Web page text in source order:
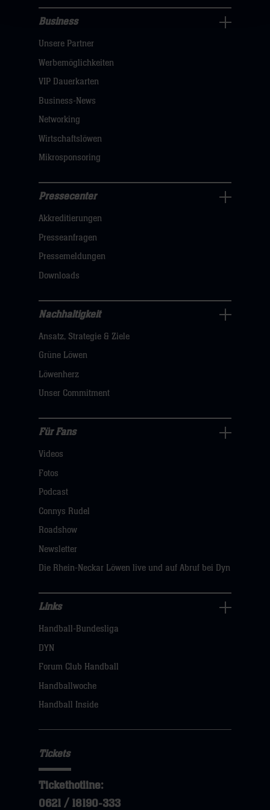
Navigation
öffnen,
dann
Business
Unsere Partner
Werbemöglichkeiten
VIP Dauerkarten
Business-News
Networking
Wirtschaftslöwen
Mikrosponsoring
Navigation
öffnen,
dann
hier
Pressecenter
Akkreditierungen
Presseanfragen
Pressemeldungen
Downloads
Nachhaltigkeit
Navigation
öffnen,
dann
klicken
hier
Nachhaltigkeit
Ansatz, Strategie & Ziele
Grüne Löwen
Löwenherz
Unser Commitment
Fans
Navigation
öffnen,
hier
Für Fans
Videos
Fotos
Podcast
Connys Rudel
Roadshow
Newsletter
Die Rhein-Neckar Löwen live und auf Abruf bei Dyn
Navigation
öffnen,
dann
Links
Handball-Bundesliga
DYN
Forum Club Handball
Handballwoche
Handball Inside
Tickets
Tickethotline:
0621 / 18190-333